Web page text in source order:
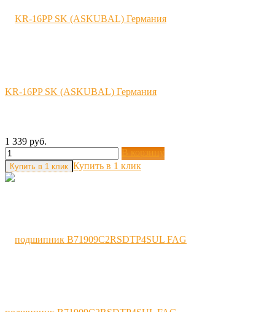
KR-16PP SK (ASKUBAL) Германия
1 339 руб.
В корзину
Купить в 1 клик